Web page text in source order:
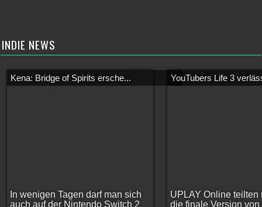
INDIE NEWS
Kena: Bridge of Spirits ersche...
In wenigen Tagen darf man sich
auch auf der Nintendo Switch 2
YouTubers Life 3
UPLAY Online teilten
die finale Version von